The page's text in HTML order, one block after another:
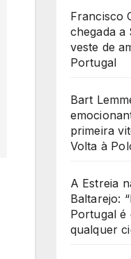
Francisco
chegada a
veste de
Portugal
Bart
primeira
Volta à
A Estreia
Baltarejo:
Portugal é
qualquer